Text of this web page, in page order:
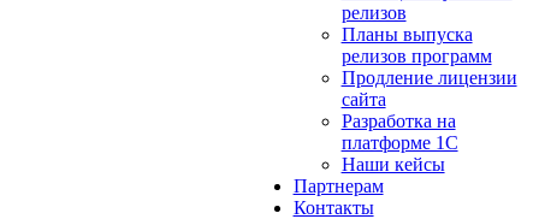
релизов
Планы выпуска
релизов программ
Продление лицензии
сайта
Разработка на
платформе 1С
Наши кейсы
Партнерам
Контакты